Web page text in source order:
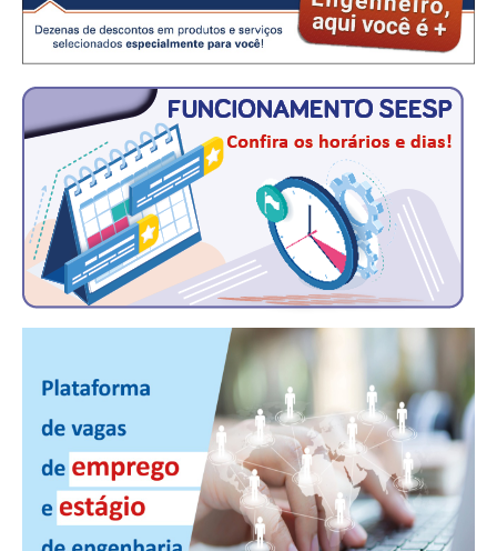
PALAVRA DO MURILO
CONTEÚDO ESPECIAL
JORNAL DO ENGENHEIRO
AGENDA
SEESP NOTÍCIAS
NOTÍCIAS NO WHATSAPP
PUBLICAÇÕES
MANUAL DE REDAÇÃO
RELEASES